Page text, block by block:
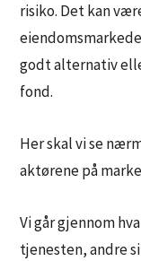
risiko. Det kan
godt alternativ
fond.
Her skal vi se
aktørene på
Vi går gjennom
tjenesten, andre